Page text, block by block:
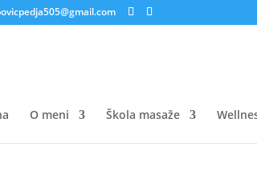
O meni Škola masaže